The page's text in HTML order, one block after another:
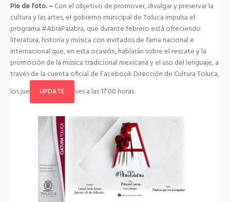
Pie de foto. –Con el objetivo de promover, divulgar y preservar la
cultura y las artes, el gobierno municipal de Toluca impulsa el
programa #AbraPalabra, que durante febrero está ofreciendo
literatura, historia y música con invitados de fama nacional e
internacional que, en esta ocasión, hablarán sobre el rescate y la
promoción de la música tradicional mexicana y el uso del lenguaje, a
través de la cuenta oficial de Facebook Dirección de Cultura Toluca,
los jue
UPDATE ves a las 17:00 horas.